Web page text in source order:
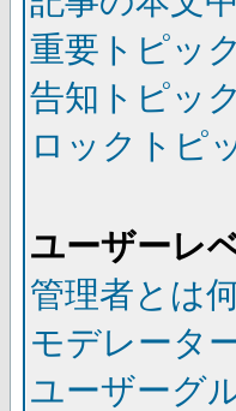
重要トピッ
告知トピッ
ロックトピ
ユーザーレ
管理者とは
モデレータ
ユーザーグ